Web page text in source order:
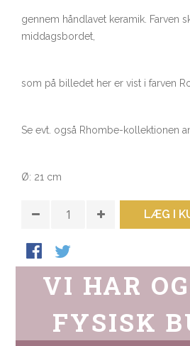
gennem håndlavet keramik. Farven
middagsbordet,
som på billedet her er vist i farven
Se evt. også Rhombe-kollektionen
Ø: 21 cm
LÆG I
VI HAR
FYSISK